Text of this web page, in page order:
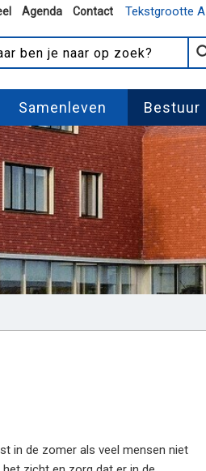
Tekstgrootte A
Agenda Contact
Samenleven Bestuur
in de zomer als veel mensen niet